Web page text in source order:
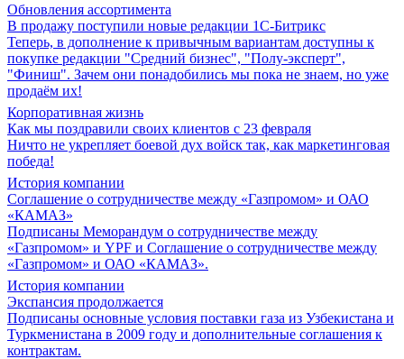
Обновления ассортимента
В продажу поступили новые редакции 1С-Битрикс
Теперь, в дополнение к привычным вариантам доступны к
покупке редакции "Средний бизнес", "Полу-эксперт",
"Финиш". Зачем они понадобились мы пока не знаем, но уже
продаём их!
Корпоративная жизнь
Как мы поздравили своих клиентов с 23 февраля
Ничто не укрепляет боевой дух войск так, как маркетинговая
победа!
История компании
Соглашение о сотрудничестве между «Газпромом» и ОАО
«КАМАЗ»
Подписаны Меморандум о сотрудничестве между
«Газпромом» и YPF и Соглашение о сотрудничестве между
«Газпромом» и ОАО «КАМАЗ».
История компании
Экспансия продолжается
Подписаны основные условия поставки газа из Узбекистана и
Туркменистана в 2009 году и дополнительные соглашения к
контрактам.